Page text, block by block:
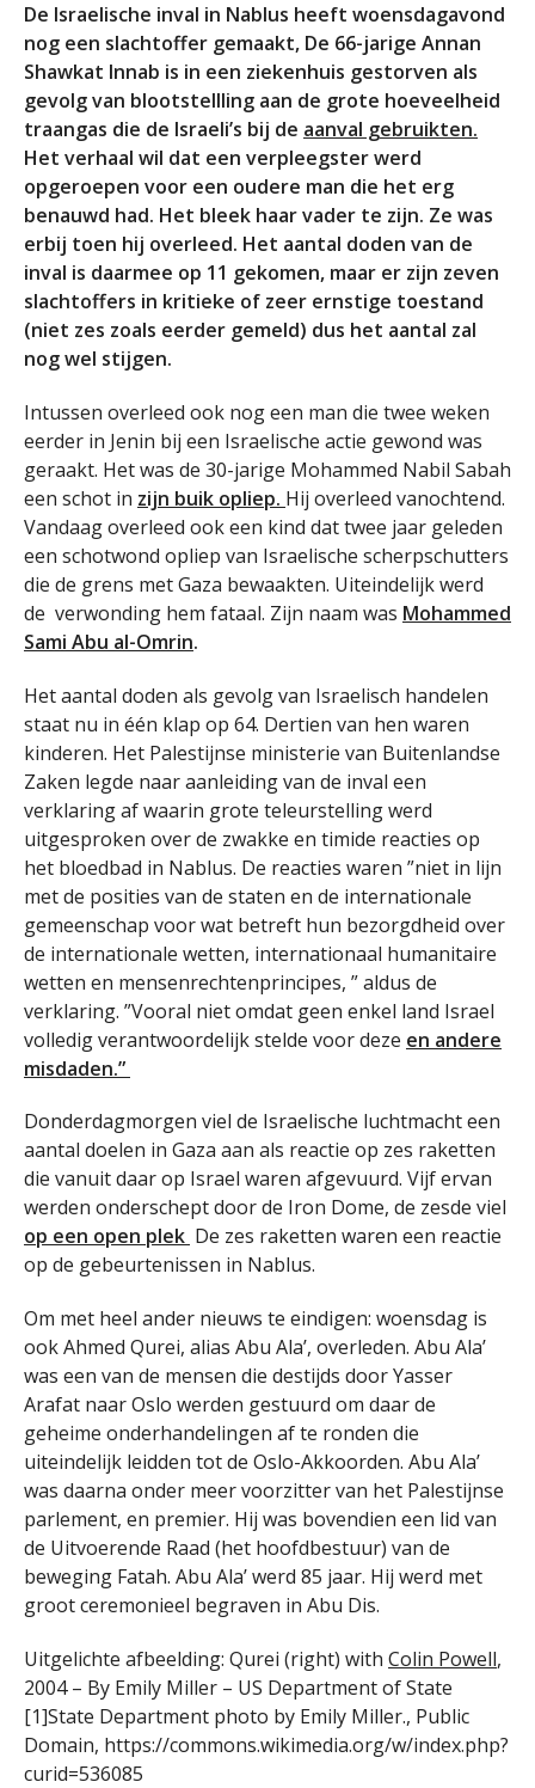
De Israelische inval in Nablus heeft woensdagavond
nog een slachtoffer gemaakt, De 66-jarige Annan
Shawkat Innab is in een ziekenhuis gestorven als
gevolg van blootstellling aan de grote hoeveelheid
traangas die de Israeli’s bij de aanval gebruikten.
Het verhaal wil dat een verpleegster werd
opgeroepen voor een oudere man die het erg
benauwd had. Het bleek haar vader te zijn. Ze was
erbij toen hij overleed. Het aantal doden van de
inval is daarmee op 11 gekomen, maar er zijn zeven
slachtoffers in kritieke of zeer ernstige toestand
(niet zes zoals eerder gemeld) dus het aantal zal
nog wel stijgen.
Intussen overleed ook nog een man die twee weken
eerder in Jenin bij een Israelische actie gewond was
geraakt. Het was de 30-jarige Mohammed Nabil Sabah
een schot in zijn buik opliep. Hij overleed vanochtend.
Vandaag overleed ook een kind dat twee jaar geleden
een schotwond opliep van Israelische scherpschutters
die de grens met Gaza bewaakten. Uiteindelijk werd
de verwonding hem fataal. Zijn naam was Mohammed
Sami Abu al-Omrin.
Het aantal doden als gevolg van Israelisch handelen
staat nu in één klap op 64. Dertien van hen waren
kinderen. Het Palestijnse ministerie van Buitenlandse
Zaken legde naar aanleiding van de inval een
verklaring af waarin grote teleurstelling werd
uitgesproken over de zwakke en timide reacties op
het bloedbad in Nablus. De reacties waren ”niet in lijn
met de posities van de staten en de internationale
gemeenschap voor wat betreft hun bezorgdheid over
de internationale wetten, internationaal humanitaire
wetten en mensenrechtenprincipes, ” aldus de
verklaring. ”Vooral niet omdat geen enkel land Israel
volledig verantwoordelijk stelde voor deze en andere
misdaden.”
Donderdagmorgen viel de Israelische luchtmacht een
aantal doelen in Gaza aan als reactie op zes raketten
die vanuit daar op Israel waren afgevuurd. Vijf ervan
werden onderschept door de Iron Dome, de zesde viel
op een open plek De zes raketten waren een reactie
op de gebeurtenissen in Nablus.
Om met heel ander nieuws te eindigen: woensdag is
ook Ahmed Qurei, alias Abu Ala’, overleden. Abu Ala’
was een van de mensen die destijds door Yasser
Arafat naar Oslo werden gestuurd om daar de
geheime onderhandelingen af te ronden die
uiteindelijk leidden tot de Oslo-Akkoorden. Abu Ala’
was daarna onder meer voorzitter van het Palestijnse
parlement, en premier. Hij was bovendien een lid van
de Uitvoerende Raad (het hoofdbestuur) van de
beweging Fatah. Abu Ala’ werd 85 jaar. Hij werd met
groot ceremonieel begraven in Abu Dis.
Uitgelichte afbeelding: Qurei (right) with Colin Powell,
2004 – By Emily Miller – US Department of State
[1]State Department photo by Emily Miller., Public
Domain, https://commons.wikimedia.org/w/index.php?
curid=536085